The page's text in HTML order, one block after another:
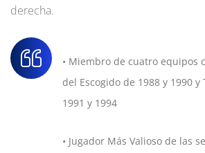
derecha.
• Miembro de cuatro equipos
del Escogido de 1988 y 1990 y
1991 y 1994
• Jugador Más Valioso de las